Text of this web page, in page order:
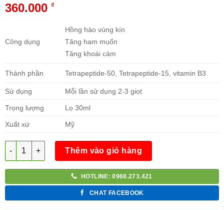
360.000 ₫
Công dụng
Hồng hào vùng kín
Tăng ham muốn
Tăng khoái cảm
Thành phần Tetrapeptide-50, Tetrapeptide-15, vitamin B3
Sử dụng Mỗi lần sử dụng 2-3 giọt
Trọng lượng Lọ 30ml
Xuất xứ Mỹ
Số lượng
Thêm vào giỏ hàng
HOTLINE: 0968.273.421
CHAT FACEBOOK